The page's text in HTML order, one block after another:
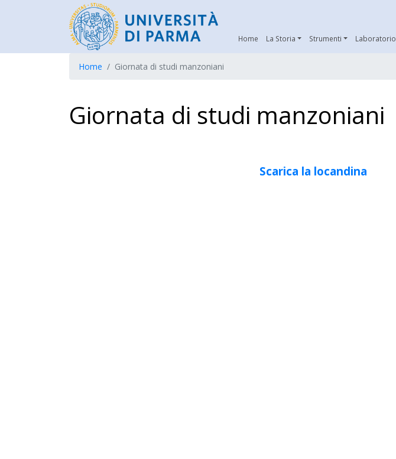
Home La Storia Strumenti Laboratorio
Home Giornata di studi manzoniani
Giornata di studi manzoniani
Scarica la locandina